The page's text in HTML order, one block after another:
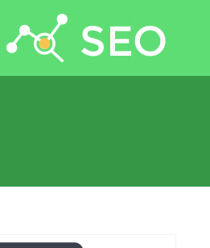
جستجو برای: